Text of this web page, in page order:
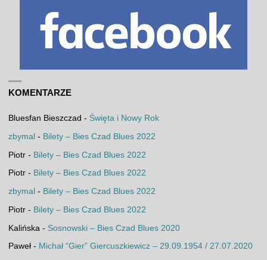
KOMENTARZE
Bluesfan Bieszczad - Święta i Nowy Rok
zbymal - Bilety – Bies Czad Blues 2022
Piotr- Bilety – Bies Czad Blues 2022
Piotr- Bilety – Bies Czad Blues 2022
zbymal - Bilety – Bies Czad Blues 2022
Piotr- Bilety – Bies Czad Blues 2022
Kalińska - Sosnowski – Bies Czad Blues 2020
Paweł- Michał “Gier” Giercuszkiewicz – 29.09.1954 / 27.07.2020